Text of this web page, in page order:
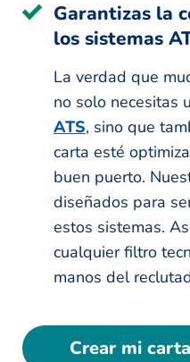
Garantizas la
los sistemas
La verdad que
no solo necesitas
ATS, sino que
carta esté
buen puerto.
diseñados para
estos sistemas.
cualquier filtro
manos del
Crear mi